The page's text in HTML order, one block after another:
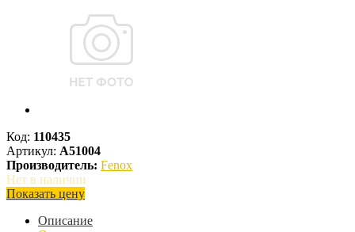
Код: 110435
Артикул: A51004
Производитель: Fenox
Нет в наличии
Показать цену
Описание